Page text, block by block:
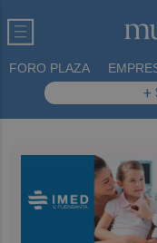
FORO PLAZA
+